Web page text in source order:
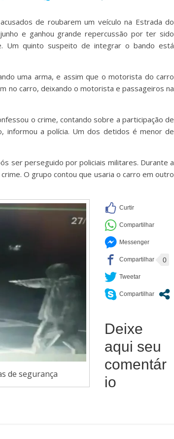
de roubarem um veículo na Estrada do
e ganhou grande repercussão por ter sido
Um quinto suspeito de integrar o bando está
uma arma, e assim que o motorista do carro
no carro, deixando o motorista e passageiros na
o crime, contando sobre a participação de
informou a polícia. Um dos detidos é menor de
ser perseguido por policiais militares. Durante a
O grupo contou que usaria o carro em outro
de segurança
0
Deixe
aqui seu
comentár
io